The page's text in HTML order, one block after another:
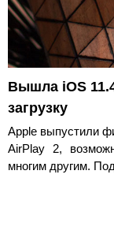
Вышла iOS
загрузку
Apple выпустили
AirPlay 2,
многим другим.